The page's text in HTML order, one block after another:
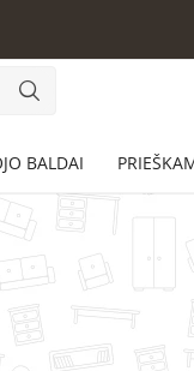
BALDAI